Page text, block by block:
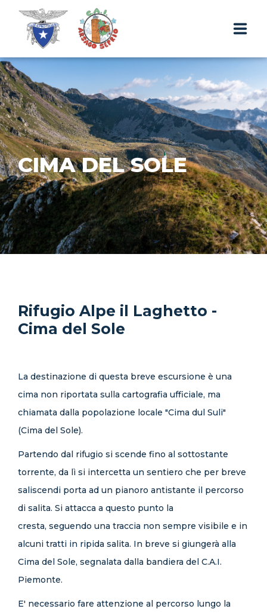
THE HUT
TRIPS AND TREKS
CONTACTS & RESERVATIONS
EN
CIMA DEL SOLE
Rifugio Alpe il Laghetto -
Cima del Sole
La destinazione di questa breve escursione è una
cima non riportata sulla cartografia ufficiale, ma
chiamata dalla popolazione locale "Cima dul Suli"
(Cima del Sole).
Partendo dal rifugio si scende fino al sottostante
torrente, da lì si intercetta un sentiero che per breve
saliscendi porta ad un pianoro antistante il percorso
di salita. Si attacca a questo punto la
cresta, seguendo una traccia non sempre visibile e in
alcuni tratti in ripida salita. In breve si giungerà alla
Cima del Sole, segnalata dalla bandiera del C.A.I.
Piemonte.
E' necessario fare attenzione al percorso lungo la